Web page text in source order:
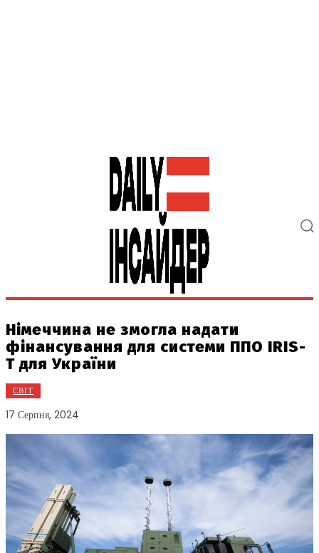
Німеччина не змогла надати
фінансування для системи ППО IRIS-
T для України
СВІТ
17 Серпня, 2024